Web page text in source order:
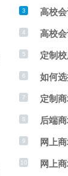
3 高校
4 高校
5 定制
6 如何
7 定制
8 后端
9 网上
10 网上